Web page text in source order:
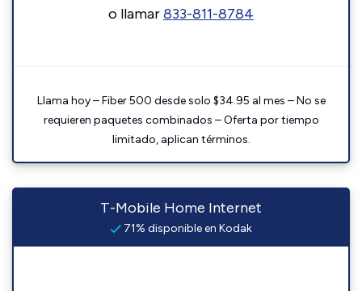
o llamar833-811-8784
Llama hoy – Fiber 500 desde solo $34.95 al mes – No se
requieren paquetes combinados – Oferta por tiempo
limitado, aplican términos.
T-Mobile Home Internet
71% disponible en Kodak